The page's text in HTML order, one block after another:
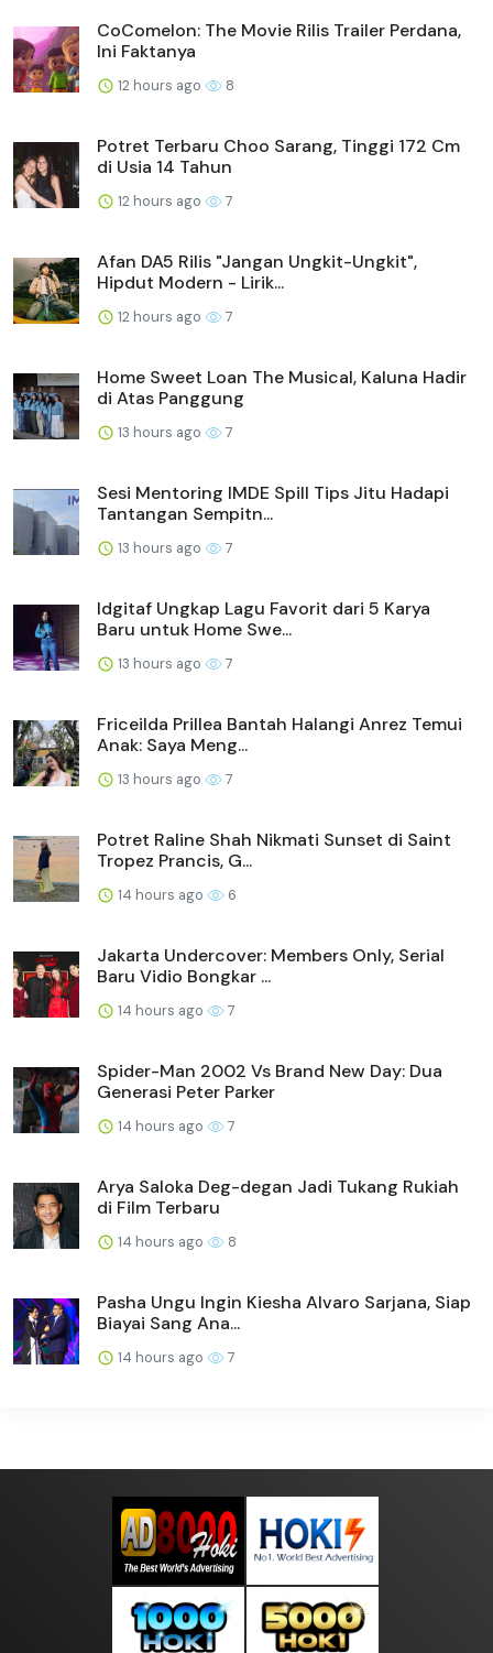
CoComelon: The Movie Rilis Trailer Perdana,
Ini Faktanya
12 hours ago 8
Potret Terbaru Choo Sarang, Tinggi 172 Cm
di Usia 14 Tahun
12 hours ago 7
Afan DA5 Rilis "Jangan Ungkit-Ungkit",
Hipdut Modern - Lirik...
12 hours ago 7
Home Sweet Loan The Musical, Kaluna Hadir
di Atas Panggung
13 hours ago 7
Sesi Mentoring IMDE Spill Tips Jitu Hadapi
Tantangan Sempitn...
13 hours ago 7
Idgitaf Ungkap Lagu Favorit dari 5 Karya
Baru untuk Home Swe...
13 hours ago 7
Friceilda Prillea Bantah Halangi Anrez Temui
Anak: Saya Meng...
13 hours ago 7
Potret Raline Shah Nikmati Sunset di Saint
Tropez Prancis, G...
14 hours ago 6
Jakarta Undercover: Members Only, Serial
Baru Vidio Bongkar ...
14 hours ago 7
Spider-Man 2002 Vs Brand New Day: Dua
Generasi Peter Parker
14 hours ago 7
Arya Saloka Deg-degan Jadi Tukang Rukiah
di Film Terbaru
14 hours ago 8
Pasha Ungu Ingin Kiesha Alvaro Sarjana, Siap
Biayai Sang Ana...
14 hours ago 7